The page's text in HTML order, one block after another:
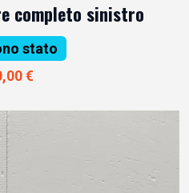
completo sinistro
stato
€